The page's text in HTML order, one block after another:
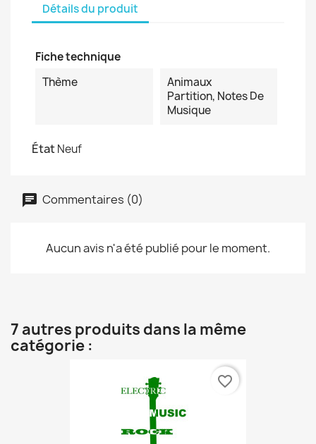
Détails du produit
Fiche technique
Thème
Animaux
Partition, Notes De
Musique
ÉtatNeuf
Commentaires (0)
Aucun avis n'a été publié pour le moment.
7 autres produits dans la même
catégorie :
favorite_border